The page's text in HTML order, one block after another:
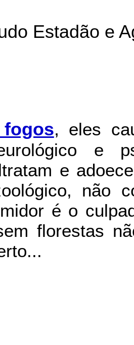
Estadão e
, eles
e
e
não
é o
florestas